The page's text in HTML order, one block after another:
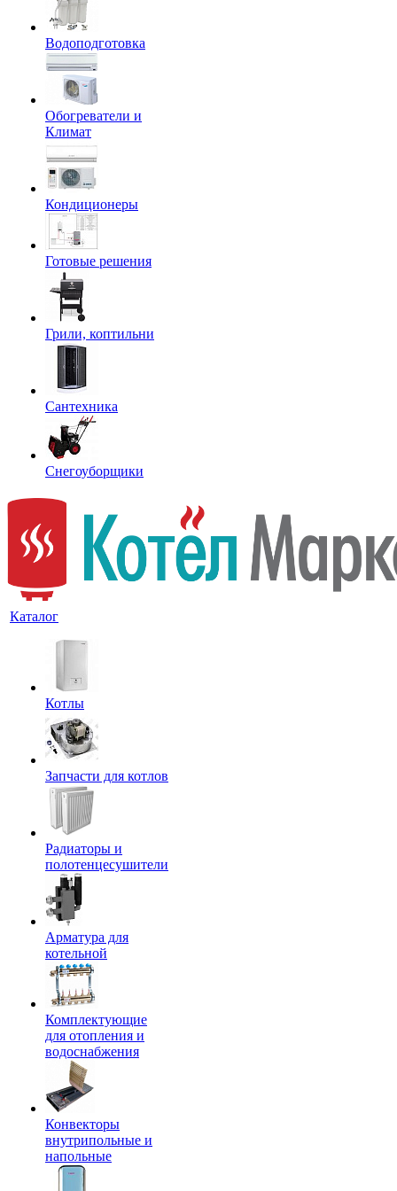
Водоподготовка
Обогреватели и
Климат
Кондиционеры
Готовые решения
Грили, коптильни
Сантехника
Снегоуборщики
Каталог
Котлы
Запчасти для котлов
Радиаторы и
полотенцесушители
Арматура для
котельной
Комплектующие
для отопления и
водоснабжения
Конвекторы
внутрипольные и
напольные